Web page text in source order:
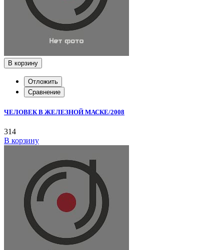
В корзину
Отложить
Сравнение
ЧЕЛОВЕК В ЖЕЛЕЗНОЙ МАСКЕ/2008
314
В корзину